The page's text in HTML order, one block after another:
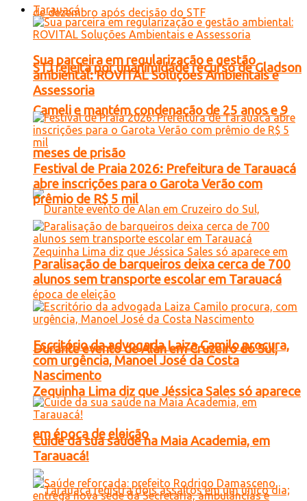
STJ rejeita por unanimidade recurso de Gladson
Cameli e mantém condenação de 25 anos e 9
meses de prisão
Durante evento de Alan em Cruzeiro do Sul,
Zequinha Lima diz que Jéssica Sales só aparece
em época de eleição
Tarauacá
Sua parceira em regularização e gestão
ambiental: ROVITAL Soluções Ambientais e
Assessoria
Festival de Praia 2026: Prefeitura de Tarauacá
abre inscrições para o Garota Verão com
prêmio de R$ 5 mil
Paralisação de barqueiros deixa cerca de 700
alunos sem transporte escolar em Tarauacá
Escritório da advogada Laiza Camilo procura,
com urgência, Manoel José da Costa
Nascimento
Cuide da sua saúde na Maia Academia, em
Tarauacá!